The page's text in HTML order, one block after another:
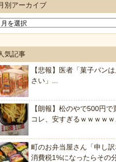
別アーカイブ
気記事
【悲報】医者「菓子パン
さい」...
【朗報】松のやで500円で
コレ、安すぎるｗｗｗｗｗ
町のお弁当屋さん「申し
消費税1%になったらその